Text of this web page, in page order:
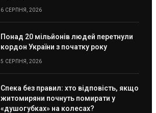
6 СЕРПНЯ, 2026
Понад 20 мільйонів людей перетнули
кордон України з початку року
5 СЕРПНЯ, 2026
Спека без правил: хто відповість, якщо
житомиряни почнуть помирати у
«душогубках» на колесах?